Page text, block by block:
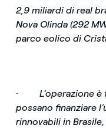
2,9 miliardi di real
Nova Olinda (292
parco eolico di
· L’operazione
possano finanziare
rinnovabili in